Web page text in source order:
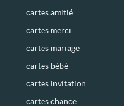
cartes amitié
cartes merci
cartes mariage
cartes bébé
cartes invitation
cartes chance